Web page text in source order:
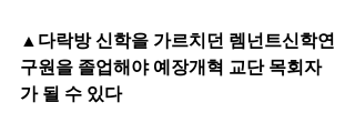
▲다락방 신학을 가르치던 렘넌트신학연
구원을 졸업해야 예장개혁 교단 목회자
가 될 수 있다